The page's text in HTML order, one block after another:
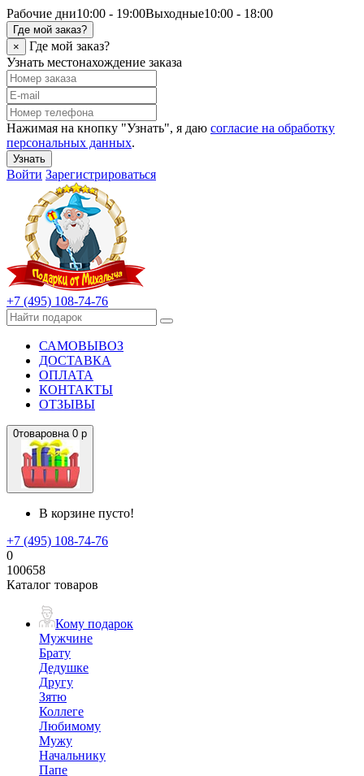
Рабочие дни10:00 - 19:00Выходные10:00 - 18:00
Где мой заказ?
×
Где мой заказ?
Узнать местонахождение заказа
Нажимая на кнопку "Узнать", я даю согласие на обработку
персональных данных.
Узнать
Войти Зарегистрироваться
+7 (495) 108-74-76
САМОВЫВОЗ
ДОСТАВКА
ОПЛАТА
КОНТАКТЫ
ОТЗЫВЫ
0товаровна 0 р
В корзине пусто!
+7 (495) 108-74-76
0
100658
Каталог товаров
Кому подарок
Мужчине
Брату
Дедушке
Другу
Зятю
Коллеге
Любимому
Мужу
Начальнику
Папе